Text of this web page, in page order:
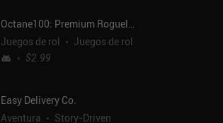
Octane100: Premium Roguelike
Juegos de rol
Juegos de rol
$2.99
Easy Delivery Co.
Aventura
Story-Driven